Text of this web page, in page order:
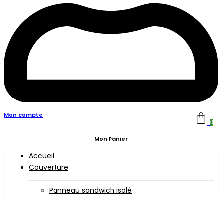
Mon compte
0
Mon Panier
Accueil
Couverture
Panneau sandwich isolé